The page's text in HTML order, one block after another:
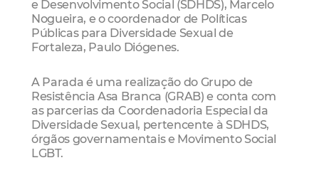
e Desenvolvimento Social (SDHDS), Marcelo
Nogueira, e o coordenador de Políticas
Públicas para Diversidade Sexual de
Fortaleza, Paulo Diógenes.
A Parada é uma realização do Grupo de
Resistência Asa Branca (GRAB) e conta com
as parcerias da Coordenadoria Especial da
Diversidade Sexual, pertencente à SDHDS,
órgãos governamentais e Movimento Social
LGBT.